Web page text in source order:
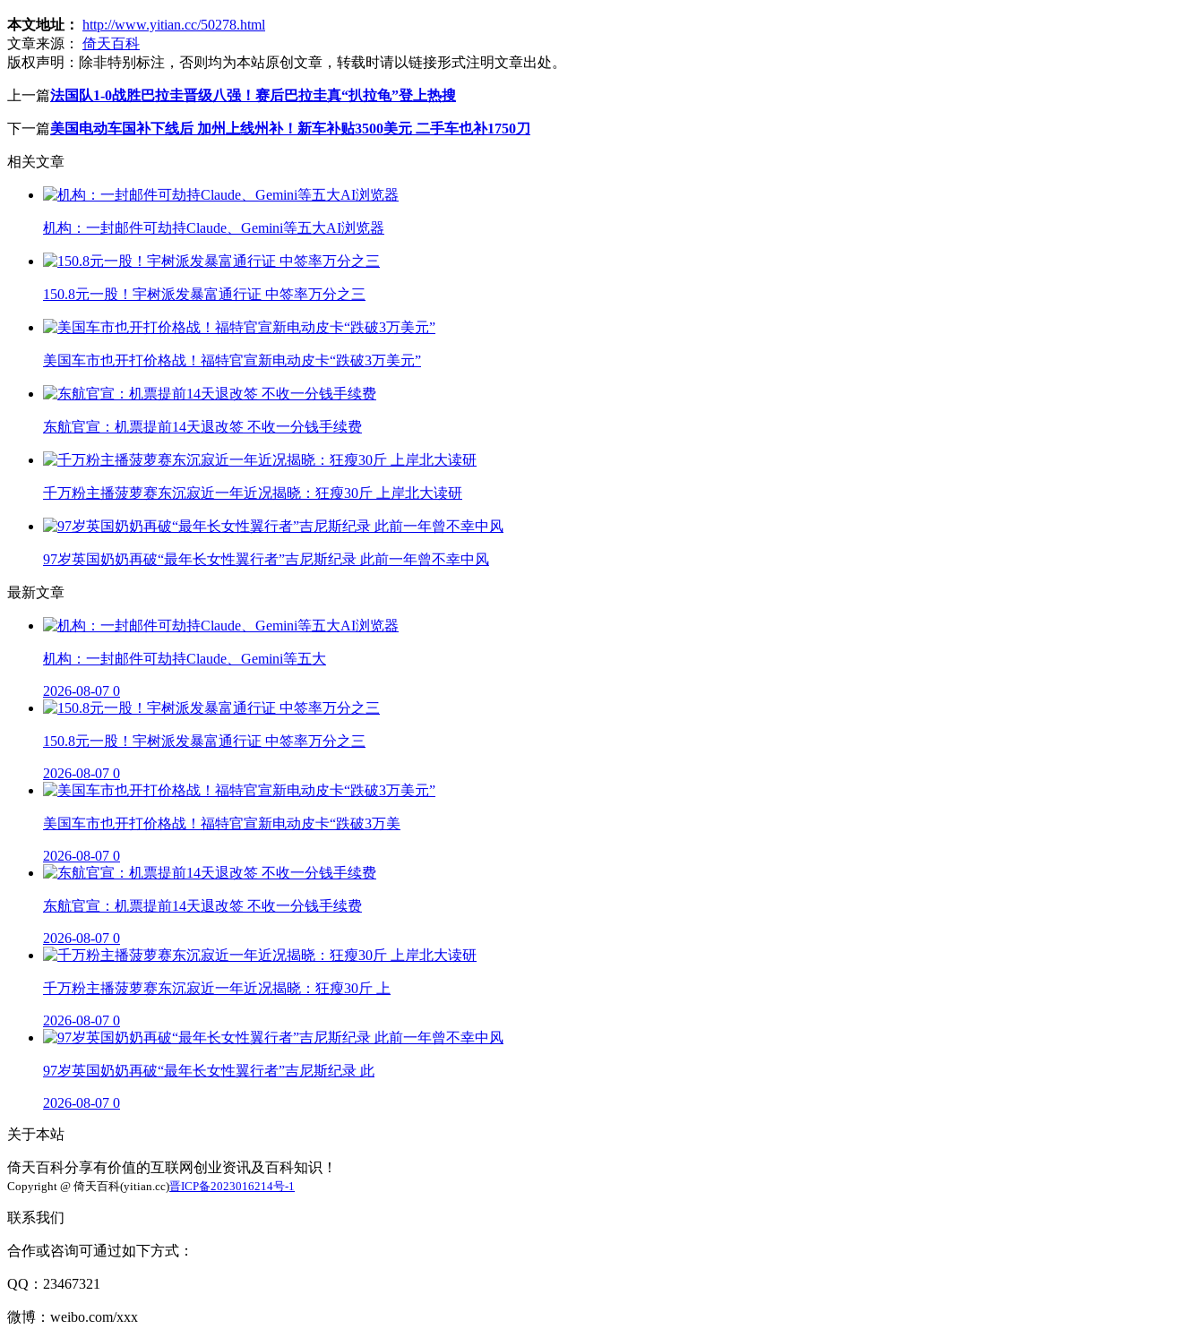
本文地址： http://www.yitian.cc/50278.html
文章来源：
倚天百科
版权声明： 除非特别标注，否则均为本站原创文章，转载时请以链接形式注明文章出处。
上一篇法国队1-0战胜巴拉圭晋级八强！赛后巴拉圭真“扒拉龟”登上热搜
下一篇美国电动车国补下线后 加州上线州补！新车补贴3500美元 二手车也补1750刀
相关文章
机构：一封邮件可劫持Claude、Gemini等五大AI浏览器
150.8元一股！宇树派发暴富通行证 中签率万分之三
美国车市也开打价格战！福特官宣新电动皮卡“跌破3万美元”
东航官宣：机票提前14天退改签 不收一分钱手续费
千万粉主播菠萝赛东沉寂近一年近况揭晓：狂瘦30斤 上岸北大读研
97岁英国奶奶再破“最年长女性翼行者”吉尼斯纪录 此前一年曾不幸中风
最新文章
机构：一封邮件可劫持Claude、Gemini等五大
2026-08-07 0
150.8元一股！宇树派发暴富通行证 中签率万分之三
2026-08-07 0
美国车市也开打价格战！福特官宣新电动皮卡“跌破3万美
2026-08-07 0
东航官宣：机票提前14天退改签 不收一分钱手续费
2026-08-07 0
千万粉主播菠萝赛东沉寂近一年近况揭晓：狂瘦30斤 上
2026-08-07 0
97岁英国奶奶再破“最年长女性翼行者”吉尼斯纪录 此
2026-08-07 0
关于本站
倚天百科分享有价值的互联网创业资讯及百科知识！
Copyright @ 倚天百科(yitian.cc)晋ICP备2023016214号-1
联系我们
合作或咨询可通过如下方式：
QQ：23467321
微博：weibo.com/xxx